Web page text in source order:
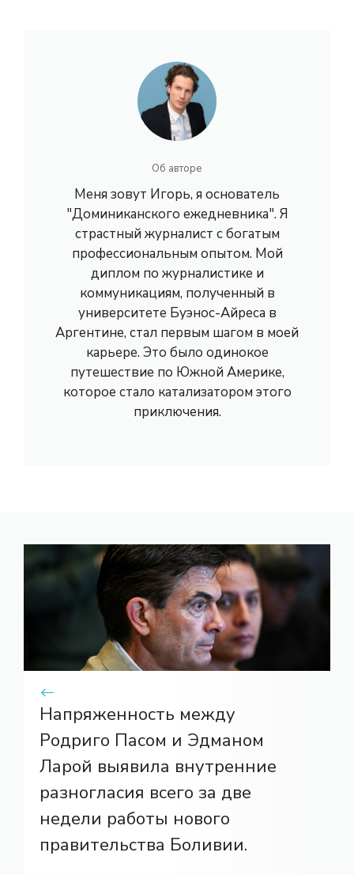
Об авторе
Меня зовут Игорь, я основатель
"Доминиканского ежедневника". Я
страстный журналист с богатым
профессиональным опытом. Мой
диплом по журналистике и
коммуникациям, полученный в
университете Буэнос-Айреса в
Аргентине, стал первым шагом в моей
карьере. Это было одинокое
путешествие по Южной Америке,
которое стало катализатором этого
приключения.
Напряженность между
Родриго Пасом и Эдманом
Ларой выявила внутренние
разногласия всего за две
недели работы нового
правительства Боливии.